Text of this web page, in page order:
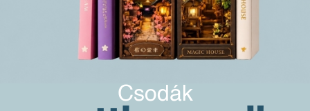
Csodák